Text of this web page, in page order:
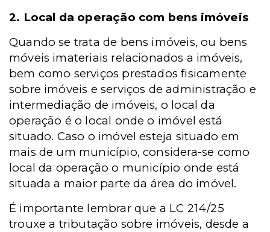
2. Local da operação com bens imóveis
Quando se trata de bens imóveis, ou bens
móveis imateriais relacionados a imóveis,
bem como serviços prestados fisicamente
sobre imóveis e serviços de administração e
intermediação de imóveis, o local da
operação é o local onde o imóvel está
situado. Caso o imóvel esteja situado em
mais de um município, considera-se como
local da operação o município onde está
situada a maior parte da área do imóvel.
É importante lembrar que a LC 214/25
trouxe a tributação sobre imóveis, desde a